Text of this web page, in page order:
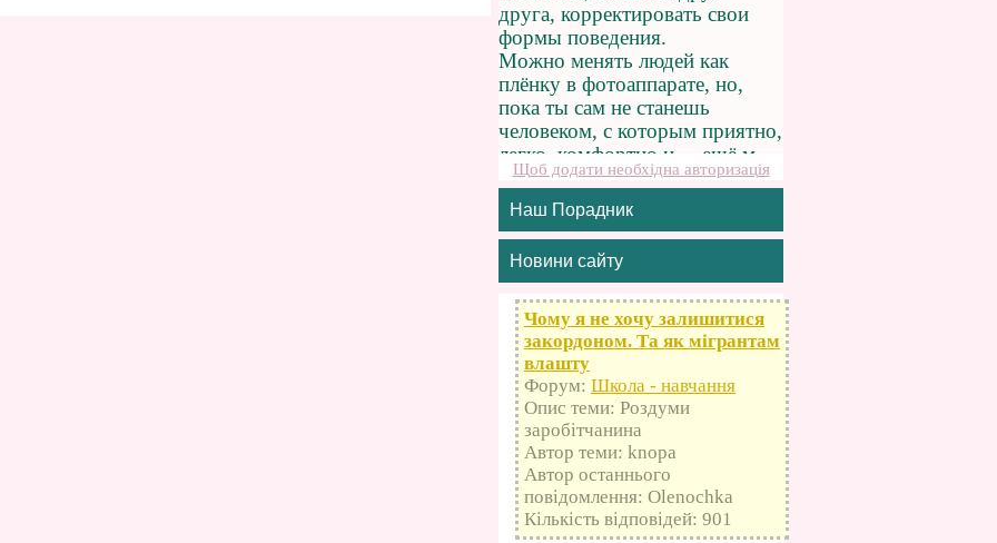
Щоб додати необхідна авторизація
Наш Порадник
Новини сайту
Чому я не хочу залишитися
закордоном. Та як мігрантам
влашту
Форум: Школа - навчання
Опис теми: Роздуми
заробітчанина
Автор теми: knopa
Автор останнього
повідомлення: Olenochka
Кількість відповідей: 901